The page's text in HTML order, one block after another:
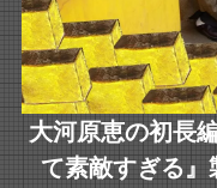
⼤河原恵の初⻑
て素敵すぎる』